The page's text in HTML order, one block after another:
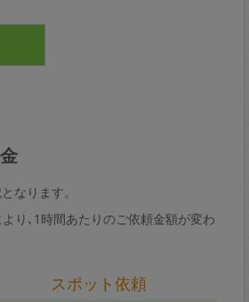
なります。
り､1時間あたりのご依頼金額が変わ
スポット依頼